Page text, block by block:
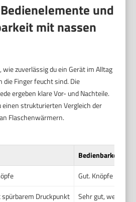
und
mit nassen
wie zuverlässig du ein Gerät im Alltag
Finger feucht sind. Die
ergeben klare Vor- und Nachteile.
einen strukturierten Vergleich der
Flaschenwärmern.
Bedienbarkeit bei
Gut. Knöpfe mit
Druckpunkt
Sehr gut, wenn